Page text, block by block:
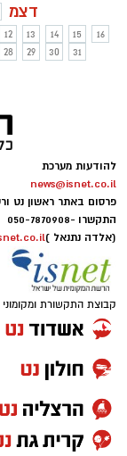
דצמ
12 13 14 15
16
28 29 30 31
להודעות מערכת
news@isnet.co.il
פרסום באתר ראשון נט
התקשרו -050-7870908
(אלדה נתנאל )
קבוצת התקשורת